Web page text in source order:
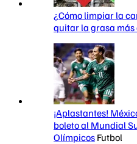
¿Cómo limpiar la
quitar la grasa
¡Aplastantes!
boleto al Mundial
Olímpicos Futbol